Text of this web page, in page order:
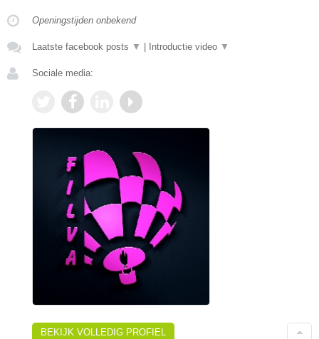
Openingstijden onbekend
Laatste facebook posts ▼ Introductie video ▼
Sociale media:
BEKIJK VOLLEDIG PROFIEL